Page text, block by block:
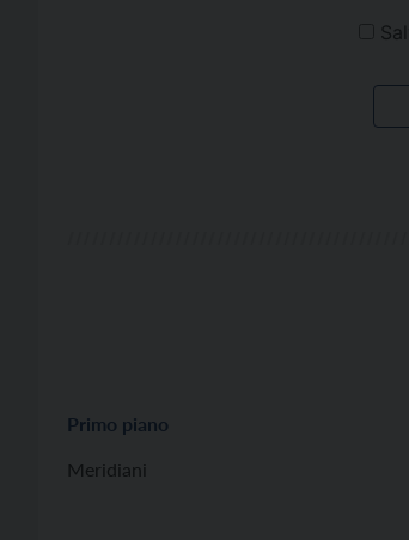
Primo piano
Meridiani